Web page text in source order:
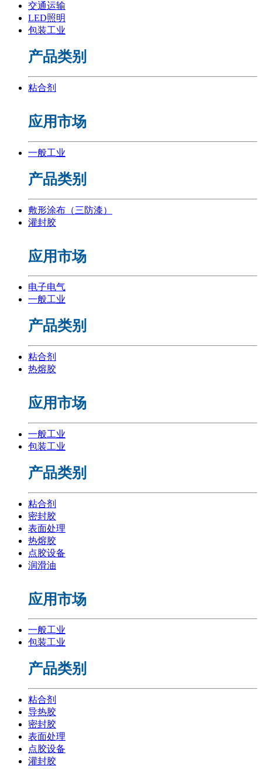
交通运输
LED照明
包装工业
产品类别
粘合剂
应用市场
一般工业
产品类别
敷形涂布（三防漆）
灌封胶
应用市场
电子电气
一般工业
产品类别
粘合剂
热熔胶
应用市场
一般工业
包装工业
产品类别
粘合剂
密封胶
表面处理
热熔胶
点胶设备
润滑油
应用市场
一般工业
包装工业
产品类别
粘合剂
导热胶
密封胶
表面处理
点胶设备
灌封胶